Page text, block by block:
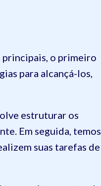
o primeiro
para alcançá-los,
estruturar os
Em seguida, temos
suas tarefas de